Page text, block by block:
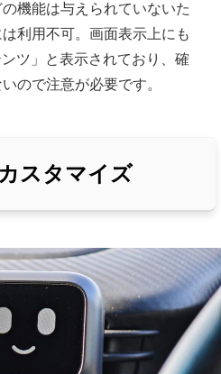
機能は与えられていないた
利用不可。画面表示上にも
ツ」と表示されており、確
ので注意が必要です。
スタマイズ